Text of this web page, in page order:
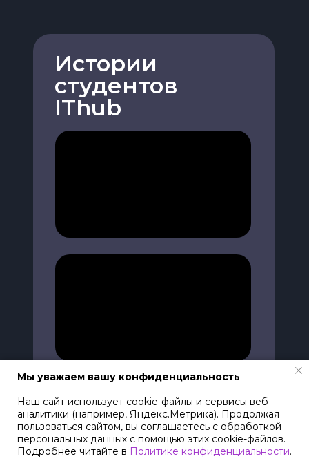
Истории
студентов
IThub
Мы уважаем вашу конфиденциальность
Наш сайт использует cookie-файлы и сервисы веб–
аналитики (например, Яндекс.Метрика). Продолжая
пользоваться сайтом, вы соглашаетесь с обработкой
персональных данных с помощью этих cookie-файлов.
Подробнее читайте в Политике конфиденциальности.